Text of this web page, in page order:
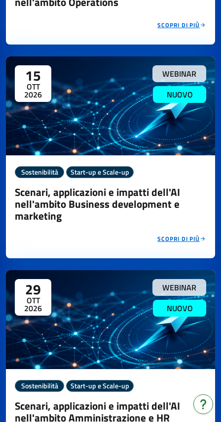
SCOPRI DI PIÙ
WEBINAR
15
OTT
2026 NUOVO
Sostenibilità Start-up e Scale-up
Scenari, applicazioni e impatti dell'AI
nell'ambito Business development e
marketing
SCOPRI DI PIÙ
WEBINAR
29
OTT
2026 NUOVO
Sostenibilità Start-up e Scale-up
Scenari, applicazioni e impatti dell'AI
nell'ambito Amministrazione e HR Hai